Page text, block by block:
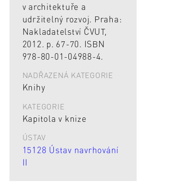
v architektuře a
udržitelný rozvoj. Praha:
Nakladatelství ČVUT,
2012. p. 67-70. ISBN
978-80-01-04988-4.
NADŘAZENÁ KATEGORIE
Knihy
KATEGORIE
Kapitola v knize
ÚSTAV
15128 Ústav navrhování
II